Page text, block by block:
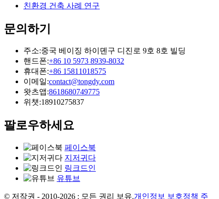
친환경 건축 사례 연구
문의하기
주소:중국 베이징 하이뎬구 디진로 9호 8호 빌딩
핸드폰:+86 10 5973 8939-8032
휴대폰:+86 15811018575
이메일:contact@tongdy.com
왓츠앱:8618680749775
위챗:18910275837
팔로우하세요
페이스북
지저귀다
링크드인
유튜브
© 저작권 - 2010-2026 : 모든 권리 보유.개인정보 보호정책 주